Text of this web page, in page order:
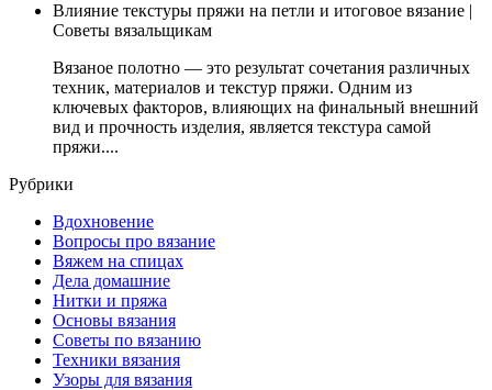
Влияние текстуры пряжи на петли и итоговое вязание |
Советы вязальщикам
Вязаное полотно — это результат сочетания различных
техник, материалов и текстур пряжи. Одним из
ключевых факторов, влияющих на финальный внешний
вид и прочность изделия, является текстура самой
пряжи....
Рубрики
Вдохновение
Вопросы про вязание
Вяжем на спицах
Дела домашние
Нитки и пряжа
Основы вязания
Советы по вязанию
Техники вязания
Узоры для вязания